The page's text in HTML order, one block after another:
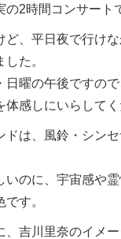
の2時間コンサート
ど、平日夜で行け
た。
日曜の午後ですの
体感しにいらして
ドは、風鈴・シン
いのに、宇宙感や
す。
、吉川里奈のイメ